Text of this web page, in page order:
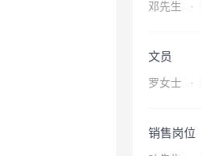
邓先生 ·
文员
罗女士 ·
销售岗位